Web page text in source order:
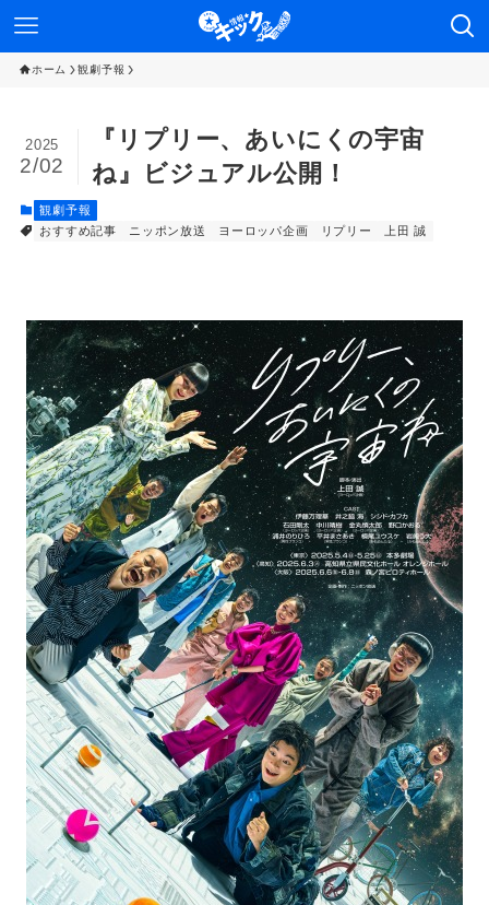
ホーム 観劇予報
『リプリー、あいにくの宇宙
ね』ビジュアル公開！
2025
2/02
観劇予報
おすすめ記事
ニッポン放送 ヨーロッパ企画 リプリー 上田 誠